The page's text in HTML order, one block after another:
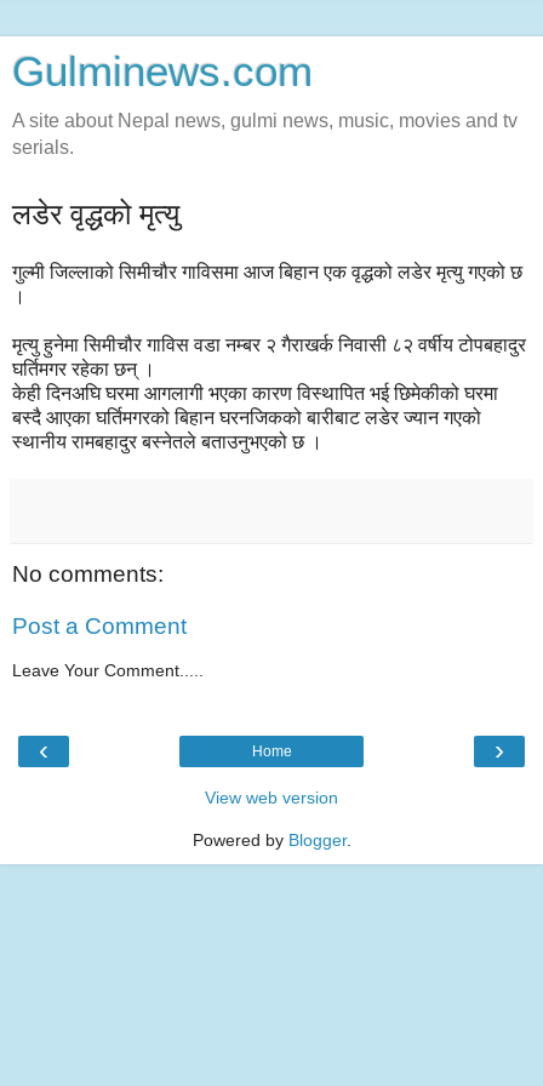
Gulminews.com
A site about Nepal news, gulmi news, music, movies and tv
serials.
लडेर वृद्धको मृत्यु
गुल्मी जिल्लाको सिमीचौर गाविसमा आज बिहान एक वृद्धको लडेर मृत्यु गएको छ
।
मृत्यु हुनेमा सिमीचौर गाविस वडा नम्बर २ गैराखर्क निवासी ८२ वर्षीय टोपबहादुर
घर्तिमगर रहेका छन् ।
केही दिनअघि घरमा आगलागी भएका कारण विस्थापित भई छिमेकीको घरमा
बस्दै आएका घर्तिमगरको बिहान घरनजिकको बारीबाट लडेर ज्यान गएको
स्थानीय रामबहादुर बस्नेतले बताउनुभएको छ ।
No comments:
Post a Comment
Leave Your Comment.....
‹ ›
Home
View web version
Powered by Blogger.